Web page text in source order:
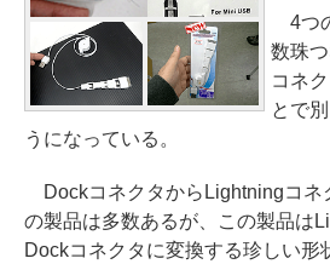
4つ
数珠
コネ
とで
うになっている。
DockコネクタからLightningコネ
の製品は多数あるが、この製品は
Dockコネクタに変換する珍しい形